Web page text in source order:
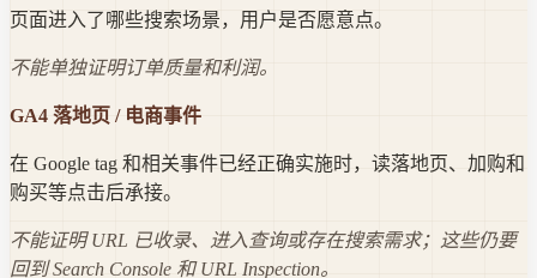
页面进入了哪些搜索场景，用户是否愿意点。
不能单独证明订单质量和利润。
GA4 落地页 / 电商事件
在 Google tag 和相关事件已经正确实施时，读落地页、加购和
购买等点击后承接。
不能证明 URL 已收录、进入查询或存在搜索需求；这些仍要
回到 Search Console 和 URL Inspection。